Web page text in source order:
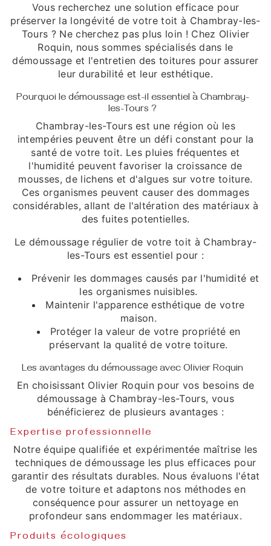
Vous recherchez une solution efficace pour
préserver la longévité de votre toit à Chambray-les-
Tours ? Ne cherchez pas plus loin ! Chez Olivier
Roquin, nous sommes spécialisés dans le
démoussage et l'entretien des toitures pour assurer
leur durabilité et leur esthétique.
Pourquoi le démoussage est-il essentiel à Chambray-
les-Tours ?
Chambray-les-Tours est une région où les
intempéries peuvent être un défi constant pour la
santé de votre toit. Les pluies fréquentes et
l'humidité peuvent favoriser la croissance de
mousses, de lichens et d'algues sur votre toiture.
Ces organismes peuvent causer des dommages
considérables, allant de l'altération des matériaux à
des fuites potentielles.
Le démoussage régulier de votre toit à Chambray-
les-Tours est essentiel pour :
Prévenir les dommages causés par l'humidité et
les organismes nuisibles.
Maintenir l'apparence esthétique de votre
maison.
Protéger la valeur de votre propriété en
préservant la qualité de votre toiture.
Les avantages du démoussage avec Olivier Roquin
En choisissant Olivier Roquin pour vos besoins de
démoussage à Chambray-les-Tours, vous
bénéficierez de plusieurs avantages :
Expertise professionnelle
Notre équipe qualifiée et expérimentée maîtrise les
techniques de démoussage les plus efficaces pour
garantir des résultats durables. Nous évaluons l'état
de votre toiture et adaptons nos méthodes en
conséquence pour assurer un nettoyage en
profondeur sans endommager les matériaux.
Produits écologiques